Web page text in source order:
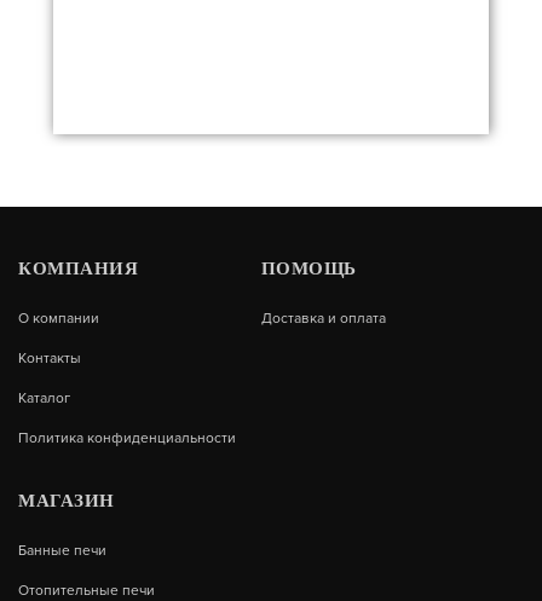
ДРОВЯНОЙ КОТЕЛ FLAMES КОД-35
162 200 В КОРЗИНУ
КОМПАНИЯ
О компании
Контакты
Каталог
Политика конфиденциальности
ПОМОЩЬ
Доставка и оплата
МАГАЗИН
Банные печи
Отопительные печи